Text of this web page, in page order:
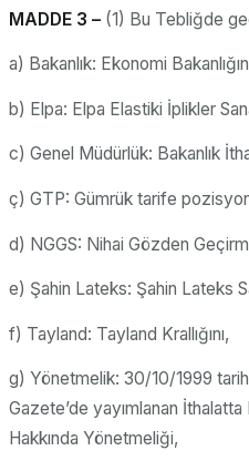
MADDE 3 – (1) Bu Tebliğde
a) Bakanlık: Ekonomi
b) Elpa: Elpa Elastiki İplikler
c) Genel Müdürlük: Bakanlık
ç) GTP: Gümrük tarife
d) NGGS: Nihai Gözden
e) Şahin Lateks: Şahin Lateks
f) Tayland: Tayland Krallığını,
g) Yönetmelik: 30/10/1999
Gazete’de yayımlanan
Hakkında Yönetmeliği,